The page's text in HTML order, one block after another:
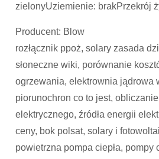
zielonyUziemienie: brakPrzekrój
Producent: Blow
rozłącznik ppoż, solary zasada
słoneczne wiki, porównanie
ogrzewania, elektrownia jądrowa
piorunochron co to jest,
elektrycznego, źródła energii
ceny, bok polsat, solary i
powietrzna pompa ciepła, pompy